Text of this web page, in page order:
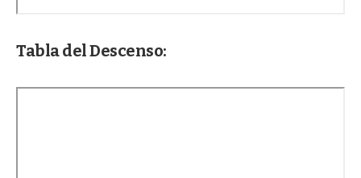
Tabla del Descenso: